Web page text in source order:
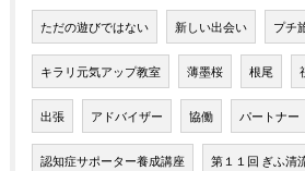
ただの遊びではない 新しい出会い プチ
キラリ元気アップ教室 薄墨桜 根尾
出張 アドバイザー 協働 パートナー
認知症サポーター養成講座 第１１回 ぎふ清